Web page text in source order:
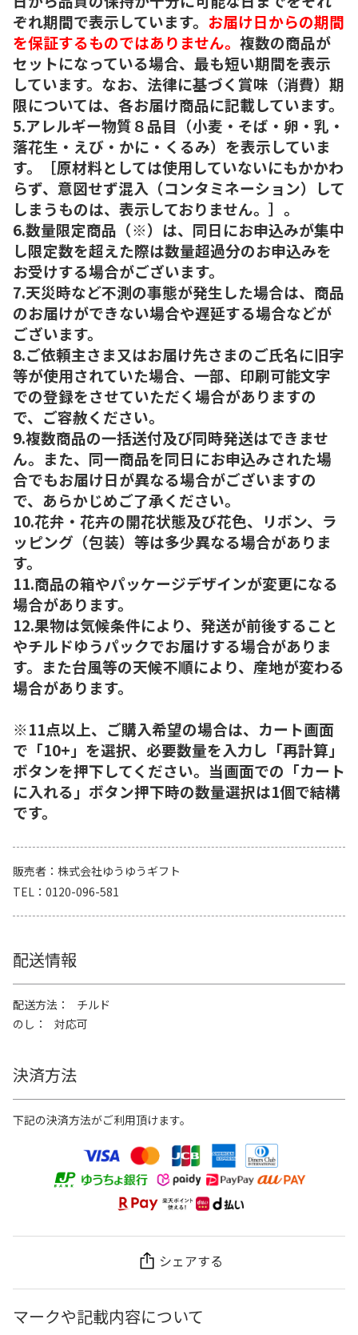
ぞれ期間で表示しています。 お届け日からの期間
を保証するものではありません。 複数の商品が
セットになっている場合、最も短い期間を表示
しています。なお、法律に基づく賞味（消費）期
限については、各お届け商品に記載しています。
5.アレルギー物質８品目（小麦・そば・卵・乳・
落花生・えび・かに・くるみ）を表示していま
す。［原材料としては使用していないにもかかわ
らず、意図せず混入（コンタミネーション）して
しまうものは、表示しておりません。］。
6.数量限定商品（※）は、同日にお申込みが集中
し限定数を超えた際は数量超過分のお申込みを
お受けする場合がございます。
7.天災時など不測の事態が発生した場合は、商品
のお届けができない場合や遅延する場合などが
ございます。
8.ご依頼主さま又はお届け先さまのご氏名に旧字
等が使用されていた場合、一部、印刷可能文字
での登録をさせていただく場合がありますの
で、ご容赦ください。
9.複数商品の一括送付及び同時発送はできませ
ん。また、同一商品を同日にお申込みされた場
合でもお届け日が異なる場合がございますの
で、あらかじめご了承ください。
10.花弁・花卉の開花状態及び花色、リボン、ラ
ッピング（包装）等は多少異なる場合がありま
す。
11.商品の箱やパッケージデザインが変更になる
場合があります。
12.果物は気候条件により、発送が前後すること
やチルドゆうパックでお届けする場合がありま
す。また台風等の天候不順により、産地が変わる
場合があります。
※11点以上、ご購入希望の場合は、カート画面
で「10+」を選択、必要数量を入力し「再計算」
ボタンを押下してください。当画面での「カート
に入れる」ボタン押下時の数量選択は1個で結構
です。
販売者
株式会社ゆうゆうギフト
TEL
0120-096-581
配送情報
配送方法
チルド
のし
対応可
決済方法
下記の決済方法がご利用頂けます。
シェアする
マークや記載内容について